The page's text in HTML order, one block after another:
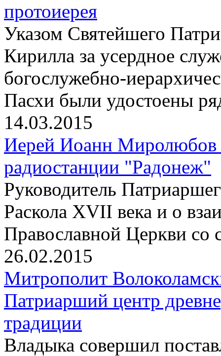
протоиерея
Указом Святейшего
Кирилла за усердное
богослужебно-
Пасхи были удостоены
14.03.2015
Иерей Иоанн Миролюбов
радиостанции "Радонеж"
Pуководитель
Раскола XVII века и о
Православной Церкви со
26.02.2015
Митрополит
Патриарший центр
традиции
Владыка совершил